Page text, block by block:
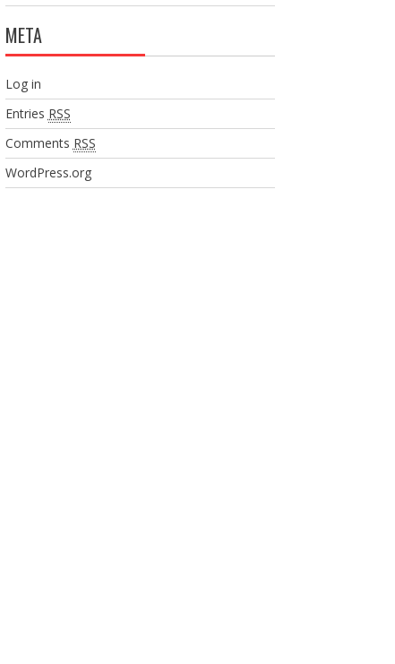
META
Log in
Entries RSS
Comments RSS
WordPress.org